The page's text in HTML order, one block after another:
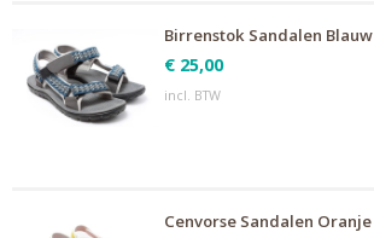
Birrenstok Sandalen Blauw
€ 25,00
incl. BTW
Cenvorse Sandalen Oranje